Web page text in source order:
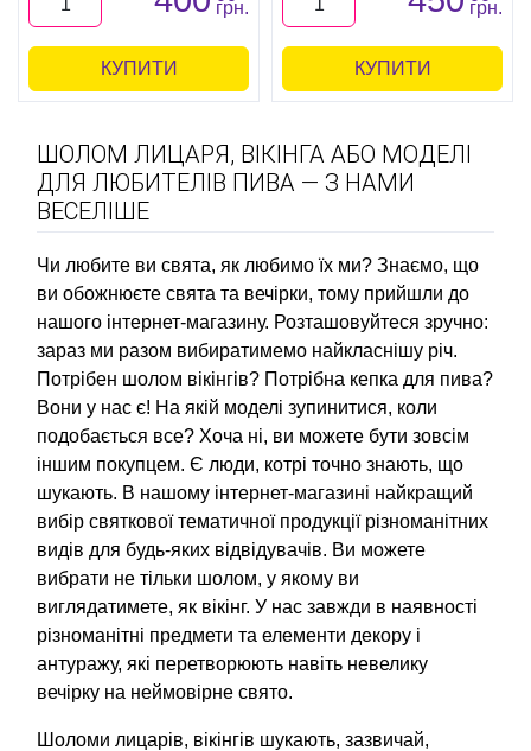
грн.
КУПИТИ
грн.
КУПИТИ
ШОЛОМ ЛИЦАРЯ, ВІКІНГА АБО МОДЕЛІ
ДЛЯ ЛЮБИТЕЛІВ ПИВА — З НАМИ
ВЕСЕЛІШЕ
Чи любите ви свята, як любимо їх ми? Знаємо, що
ви обожнюєте свята та вечірки, тому прийшли до
нашого інтернет-магазину. Розташовуйтеся зручно:
зараз ми разом вибиратимемо найкласнішу річ.
Потрібен шолом вікінгів? Потрібна кепка для пива?
Вони у нас є! На якій моделі зупинитися, коли
подобається все? Хоча ні, ви можете бути зовсім
іншим покупцем. Є люди, котрі точно знають, що
шукають. В нашому інтернет-магазині найкращий
вибір святкової тематичної продукції різноманітних
видів для будь-яких відвідувачів. Ви можете
вибрати не тільки шолом, у якому ви
виглядатимете, як вікінг. У нас завжди в наявності
різноманітні предмети та елементи декору і
антуражу, які перетворюють навіть невелику
вечірку на неймовірне свято.
Шоломи лицарів, вікінгів шукають, зазвичай,